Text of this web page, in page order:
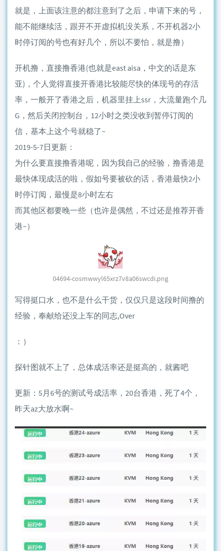
就是，上面该注意的都注意到了之后，申请下来的号，
能不能继续活，跟开不开虚拟机没关系，不开机器2小
时停订阅的号也有好几个，所以不要怕，就是撸）
开机撸，直接撸香港(也就是east aisa，中文的话是东
亚)，个人觉得直接开香港比较能尽快的体现号的存活
率，一般开了香港之后，机器里挂上ssr，大流量跑个几
G，然后关闭控制台，12小时之类没收到暂停订阅的
信，基本上这个号就稳了~
2019-5-7日更新：
为什么要直接撸香港呢，因为我自己的经验，撸香港是
最快体现成活的啦，假如号要被砍的话，香港最快2小
时停订阅，最慢是8小时左右
而其他区都要晚一些（也许是偶然，不过还是推荐开香
港~）
04694-cosmwwyl65xrz7v8a06swcdi.png
写得挺口水，也不是什么干货，仅仅只是这段时间撸的
经验，奉献给还没上车的同志,Over
：）
探针图就不上了，总体成活率还是挺高的，就酱吧
更新：5月6号的测试号成活率，20台香港，死了4个，
昨天az大放水啊~